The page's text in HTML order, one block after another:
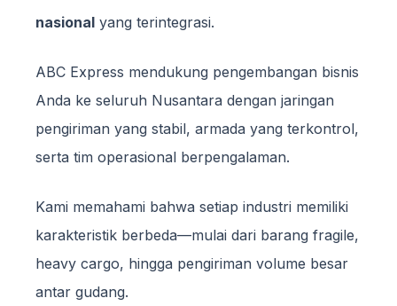
nasional yang terintegrasi.
ABC Express mendukung pengembangan bisnis
Anda ke seluruh Nusantara dengan jaringan
pengiriman yang stabil, armada yang terkontrol,
serta tim operasional berpengalaman.
Kami memahami bahwa setiap industri memiliki
karakteristik berbeda—mulai dari barang fragile,
heavy cargo, hingga pengiriman volume besar
antar gudang.